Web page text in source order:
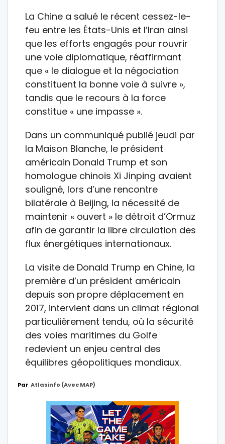
La Chine a salué le récent cessez-le-
feu entre les États-Unis et l’Iran ainsi
que les efforts engagés pour rouvrir
une voie diplomatique, réaffirmant
que « le dialogue et la négociation
constituent la bonne voie à suivre »,
tandis que le recours à la force
constitue « une impasse ».
Dans un communiqué publié jeudi par
la Maison Blanche, le président
américain Donald Trump et son
homologue chinois Xi Jinping avaient
souligné, lors d’une rencontre
bilatérale à Beijing, la nécessité de
maintenir « ouvert » le détroit d’Ormuz
afin de garantir la libre circulation des
flux énergétiques internationaux.
La visite de Donald Trump en Chine, la
première d’un président américain
depuis son propre déplacement en
2017, intervient dans un climat régional
particulièrement tendu, où la sécurité
des voies maritimes du Golfe
redevient un enjeu central des
équilibres géopolitiques mondiaux.
Par Atlasinfo (avec MAP)